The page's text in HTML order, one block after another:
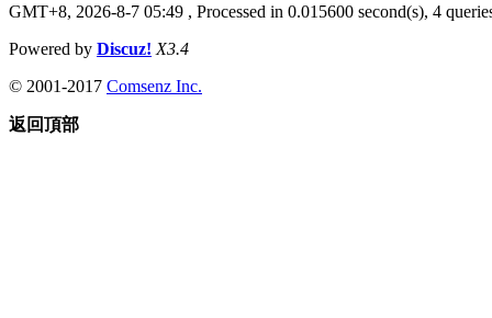
GMT+8, 2026-8-7 05:49 , Processed in 0.015600 second(s), 4
Powered by Discuz! X3.4
© 2001-2017 Comsenz Inc.
返回頂部